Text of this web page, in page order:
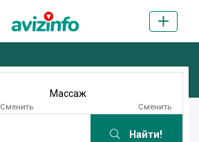
Сменить
Массаж
Сменить
Найти!